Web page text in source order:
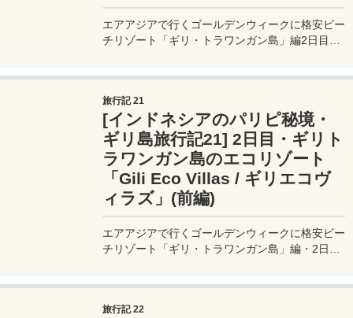
エアアジアで行くゴールデンウィークに格安ビー
チリゾート「ギリ・トラワンガン島」編2日目。
旅行記 21
[インドネシアのパリピ秘境・
ギリ島旅行記21] 2日目・ギリト
ラワンガン島のエコリゾート
「Gili Eco Villas / ギリエコヴ
ィラズ」(前編)
エアアジアで行くゴールデンウィークに格安ビー
チリゾート「ギリ・トラワンガン島」編・2日
旅行記 22